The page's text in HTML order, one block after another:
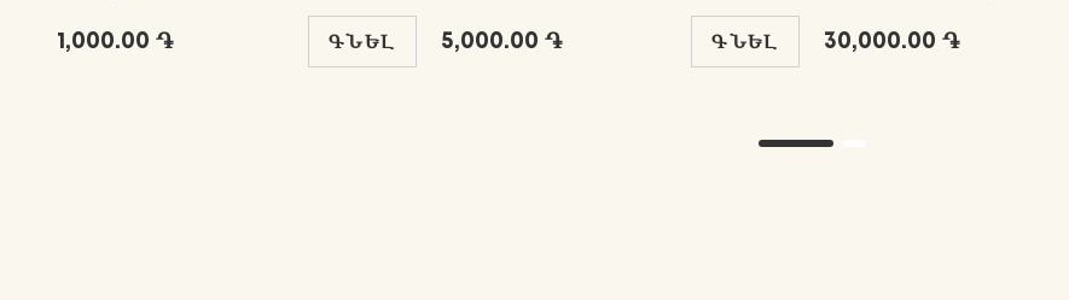
1,000.00 ֏ ԳՆԵԼ 5,000.00 ֏ ԳՆԵԼ 30,000.00 ֏